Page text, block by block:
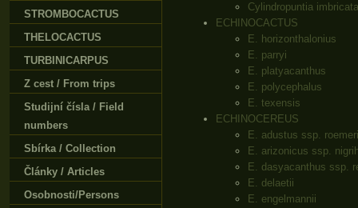
Cylindropuntia imbricata
ECHINOCACTUS
E. horizonthalonius
E. parryi
E. platyacanthus
E. polycephalus
E. texensis
ECHINOCEREUS
E. adustus ssp.
E. arizonicus ssp.
E. dasyacanthus ssp.
E. delaetii
E. engelmannii
STROMBOCACTUS
THELOCACTUS
TURBINICARPUS
Z cest / From trips
Studijní čísla / Field
numbers
Sbírka / Collection
Články / Articles
Osobnosti/Persons